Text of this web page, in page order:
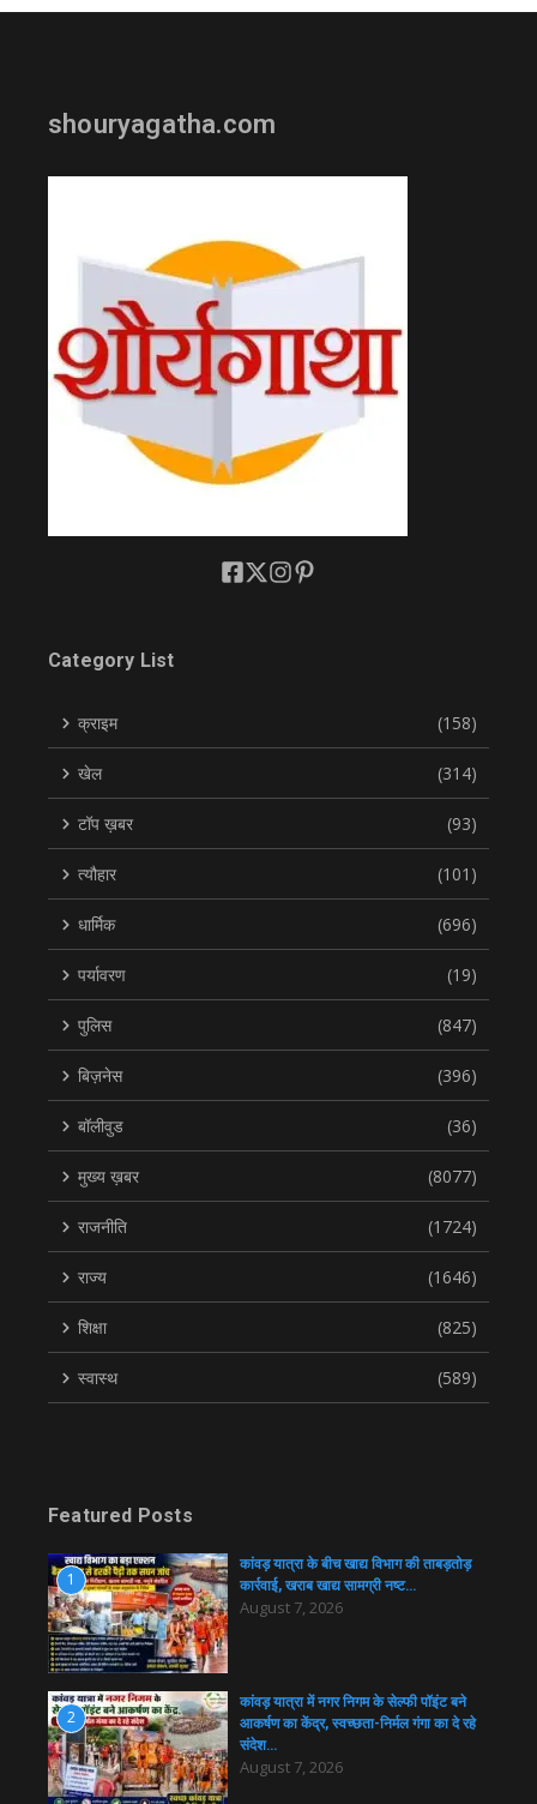
shouryagatha.com
Category List
क्राइम (158)
खेल (314)
टॉप ख़बर (93)
त्यौहार (101)
धार्मिक (696)
पर्यावरण (19)
पुलिस (847)
बिज़नेस (396)
बॉलीवुड (36)
मुख्य ख़बर (8077)
राजनीति (1724)
राज्य (1646)
शिक्षा (825)
स्वास्थ (589)
Featured Posts
1
कांवड़ यात्रा के बीच खाद्य विभाग की ताबड़तोड़
कार्रवाई, खराब खाद्य सामग्री नष्ट…
August 7, 2026
2
कांवड़ यात्रा में नगर निगम के सेल्फी पॉइंट बने
आकर्षण का केंद्र, स्वच्छता-निर्मल गंगा का दे रहे
संदेश…
August 7, 2026